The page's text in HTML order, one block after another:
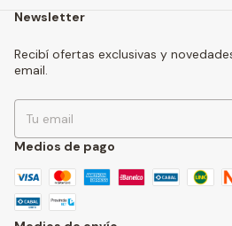
Newsletter
Recibí ofertas exclusivas y
email.
Medios de pago